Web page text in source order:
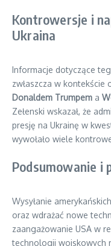
Kontrowersje i
Ukraina
Informacje dotyczące
zwłaszcza w kontekście
Donaldem Trumpem a
Zełenski wskazał, że
presję na Ukrainę w
wywołało wiele
Podsumowanie i
Wysyłanie
oraz wdrażać nowe
zaangażowanie USA w
technologii wojskowych